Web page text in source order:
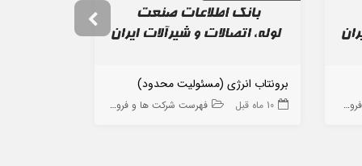
ها
برونتاب انرژی (مسئولیت محدود)
10 ماه قبل فهرست شرکت ها و فروشگاه ها